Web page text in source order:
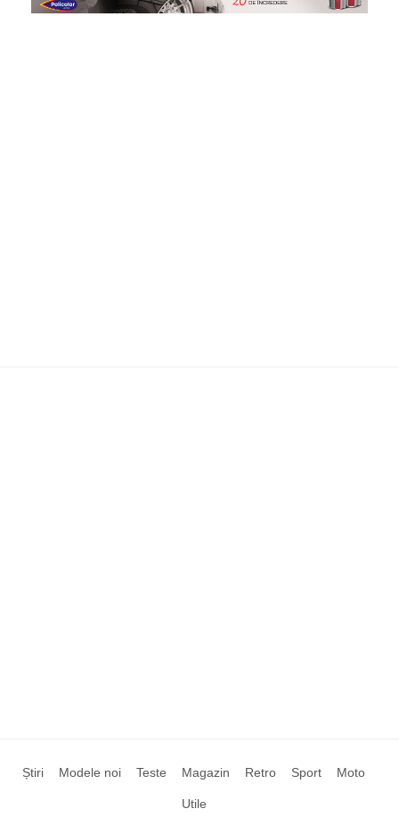
Știri Modele noi Teste Magazin Retro Sport Moto
Utile